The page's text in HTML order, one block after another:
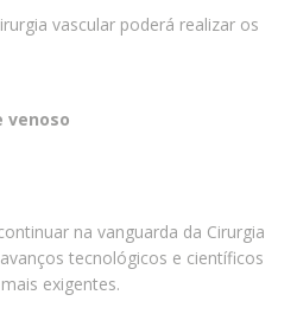
vascular poderá realizar os
venoso
na vanguarda da Cirurgia
tecnológicos e científicos
exigentes.